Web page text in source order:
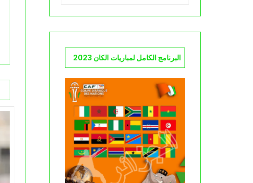
البرنامج الكامل لمباريات الكان 2023